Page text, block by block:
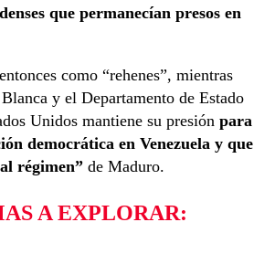
que permanecían presos en
como “rehenes”, mientras
y el Departamento de Estado
Unidos mantiene su presión para
democrática en Venezuela y que
régimen” de Maduro.
A EXPLORAR: